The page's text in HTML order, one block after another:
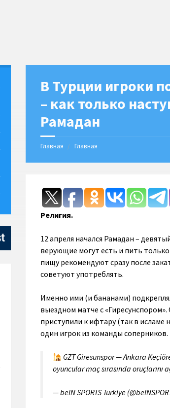
В Турции игроки
– как только
Рамадан
Главная Главная
Религия.
12 апреля начался Рамадан –
верующие могут есть и пить
пищу рекомендуют сразу после
советуют употреблять.
Именно ими (и бананами)
выездном матче с
приступили к ифтару (так в исламе
один игрок из команды соперников.
GZT Giresunspor — Ankara
oyuncular maç sırasında oruçlarını
— beIN SPORTS Türkiye